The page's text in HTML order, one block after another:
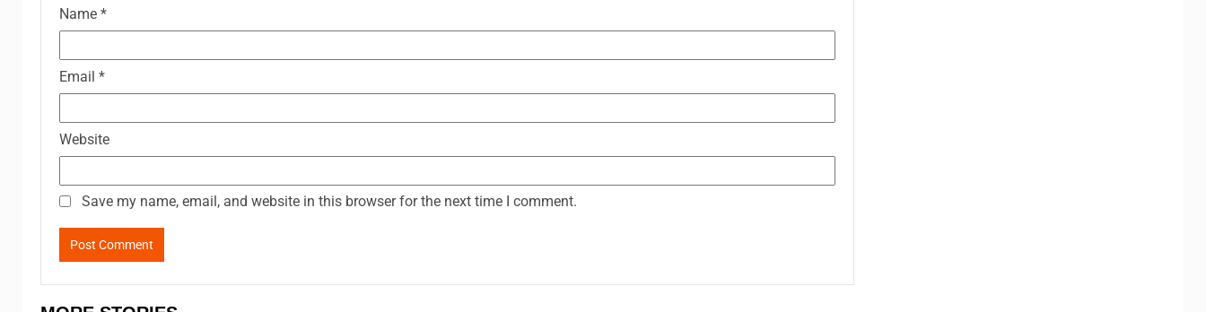
Name *
Email *
Website
Save my name, email, and website in this browser for the next time I comment.